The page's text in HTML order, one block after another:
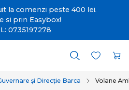
la comenzi peste 400 lei.
si prin Easybox!
0735197278
și Direcție Barca Volane